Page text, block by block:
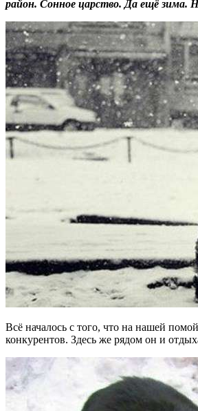
район. Сонное царство. Да ещё зима.
Всё началось с того, что на нашей
конкурентов. Здесь же рядом он и